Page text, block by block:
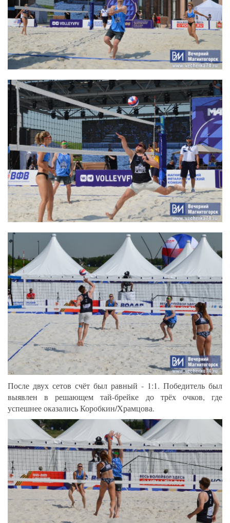
После двух сетов счёт был равный - 1:1. Победитель был
выявлен в решающем тай-брейке до трёх очков, где
успешнее оказались Коробкин/Храмцова.